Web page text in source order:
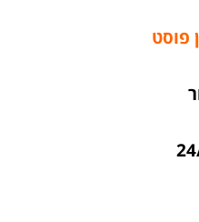
פוסט